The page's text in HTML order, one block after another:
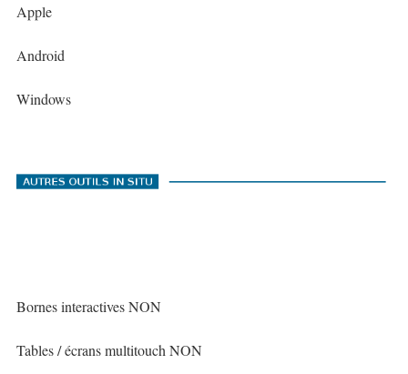
Apple
Android
Windows
Bornes interactives NON
Tables / écrans multitouch NON